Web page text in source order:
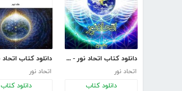
دانلود کتاب اتحاد نور - جلد سوم
اتحاد نور
دانلود کتاب
اتحاد نور
دانلود کتاب